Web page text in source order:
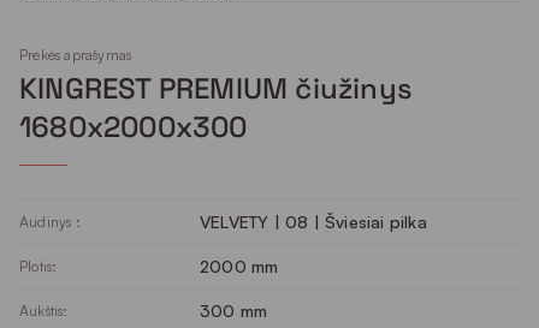
Prekės aprašymas
KINGREST PREMIUM čiužinys
1680x2000x300
Audinys : VELVETY | 08 | Šviesiai pilka
Plotis: 2000 mm
Aukštis: 300 mm